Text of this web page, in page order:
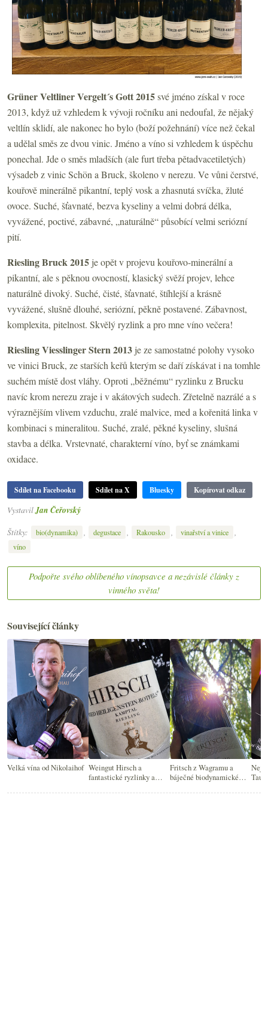
Grüner Veltliner Vergelt´s Gott 2015své jméno získal v roce
2013, když už vzhledem k vývoji ročníku ani nedoufal, že nějaký
veltlín sklidí, ale nakonec ho bylo (boží požehnání) více než čekal
a udělal směs ze dvou vinic. Jméno a víno si vzhledem k úspěchu
ponechal. Jde o směs mladších (ale furt třeba pětadvacetiletých)
výsadeb z vinic Schön a Bruck, školeno v nerezu. Ve vůni čerstvé,
kouřově minerálně pikantní, teplý vosk a zhasnutá svíčka, žluté
ovoce. Suché, šťavnaté, bezva kyseliny a velmi dobrá délka,
vyvážené, poctivé, zábavné, „naturálně“ působící velmi seriózní
pití.
Riesling Bruck 2015 je opět v projevu kouřovo-minerální a
pikantní, ale s pěknou ovocností, klasický svěží projev, lehce
naturálně divoký. Suché, čisté, šťavnaté, štíhlejší a krásně
vyvážené, slušně dlouhé, seriózní, pěkně postavené. Zábavnost,
komplexita, pitelnost. Skvělý ryzlink a pro mne víno večera!
Riesling Viesslinger Stern 2013 je ze samostatné polohy vysoko
ve vinici Bruck, ze starších keřů kterým se daří získávat i na tomhle
suchém místě dost vláhy. Oproti „běžnému“ ryzlinku z Brucku
navíc krom nerezu zraje i v akátových sudech. Zřetelně nazrálé a s
výraznějším vlivem vzduchu, zralé malvice, med a kořenitá linka v
kombinaci s mineralitou. Suché, zralé, pěkné kyseliny, slušná
stavba a délka. Vrstevnaté, charakterní víno, byť se známkami
oxidace.
Sdílet na Facebooku Sdílet na X Bluesky Kopírovat odkaz
VystavilJan Čeřovský
Štítky:
bio(dynamika) degustace Rakousko vinařství a vinice
víno
Podpořte svého oblíbeného vínopsavce a nezávislé články z
vinného světa!
Související články
Velká vína od Nikolaihof Weingut Hirsch a
fantastické ryzlinky a
Fritsch z Wagramu a
báječné biodynamické